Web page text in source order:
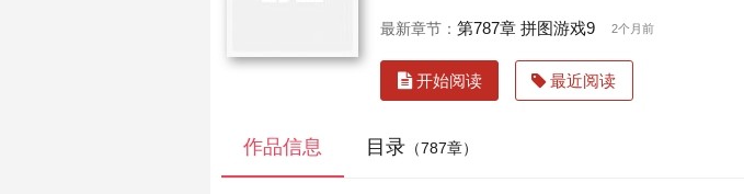
最新章节： 第787章 拼图游戏9 2个月前
开始阅读 最近阅读
作品信息 目录 （787章）